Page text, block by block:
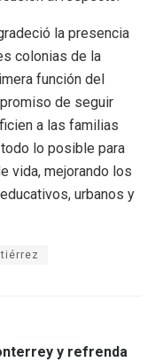
la presencia
colonias de la
función del
de seguir
a las familias
lo posible para
vida, mejorando los
urbanos y
y refrenda